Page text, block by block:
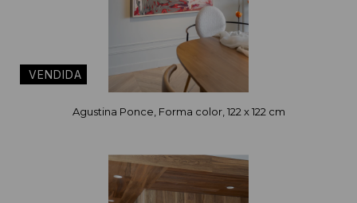
Agustina Ponce, Forma color, 122 x 122 cm